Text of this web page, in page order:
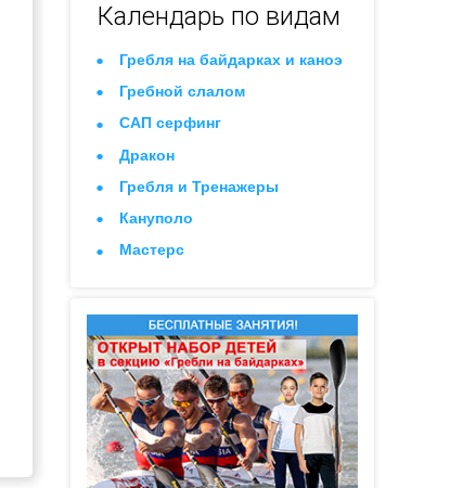
Календарь по видам
Гребля на байдарках и каноэ
Гребной слалом
САП серфинг
Дракон
Гребля и Тренажеры
Кануполо
Мастерс